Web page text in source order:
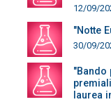
12/09/
"Notte
30/09/
laurea